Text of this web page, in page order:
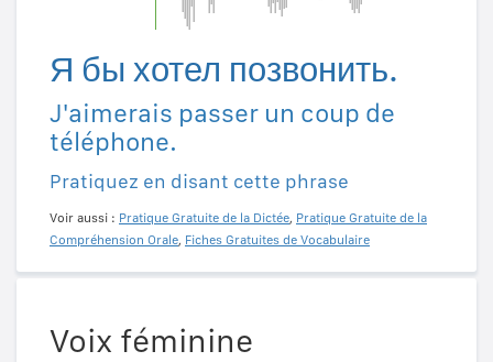
Я бы хотел позвонить.
J'aimerais passer un coup de
téléphone.
Pratiquez en disant cette phrase
Voir aussi : Pratique Gratuite de la Dictée, Pratique Gratuite de la
Compréhension Orale, Fiches Gratuites de Vocabulaire
Voix féminine